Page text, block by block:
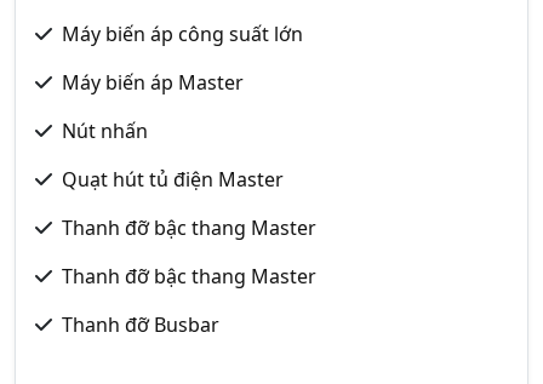
Máy biến áp công suất lớn
Máy biến áp Master
Nút nhấn
Quạt hút tủ điện Master
Thanh đỡ bậc thang Master
Thanh đỡ bậc thang Master
Thanh đỡ Busbar